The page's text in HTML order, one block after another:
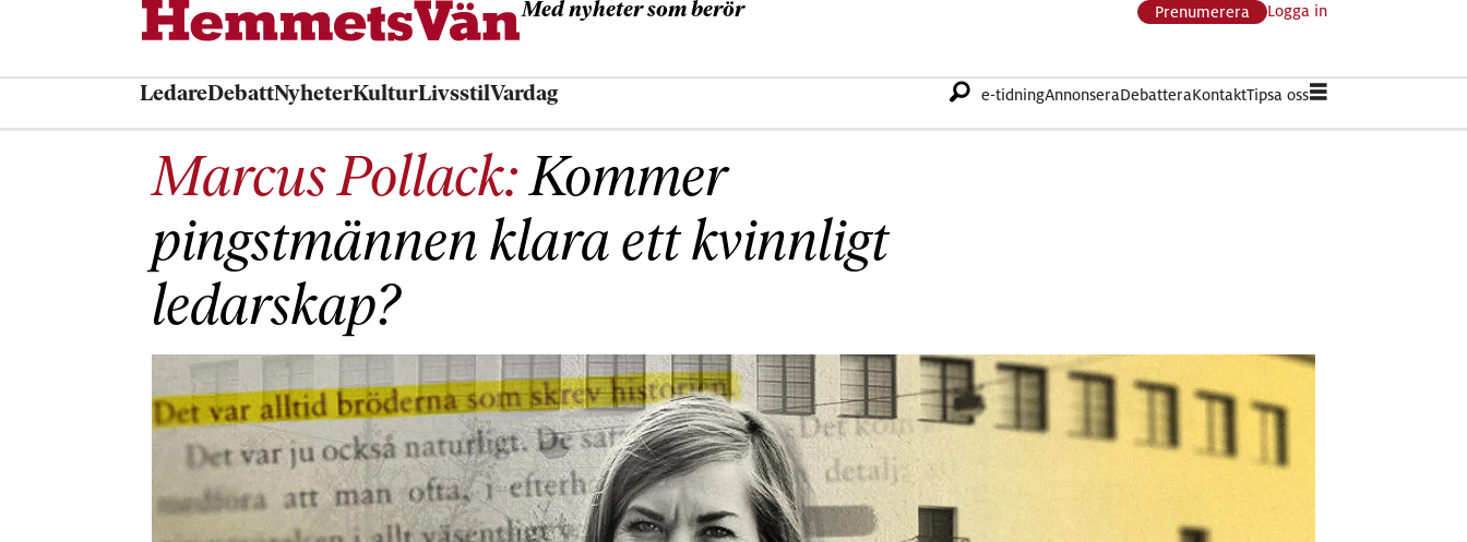
Med nyheter som berör Prenumerera Logga in
LedareDebattNyheterKulturLivsstilVardag e-tidningAnnonseraDebatteraKontaktTipsa oss
Marcus Pollack:Kommer
pingstmännen klara ett kvinnligt
ledarskap?